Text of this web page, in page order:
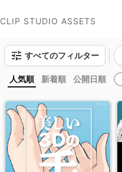
CLIP STUDIO ASSETS
すべてのフィルター
人気順 新着順 公開日順